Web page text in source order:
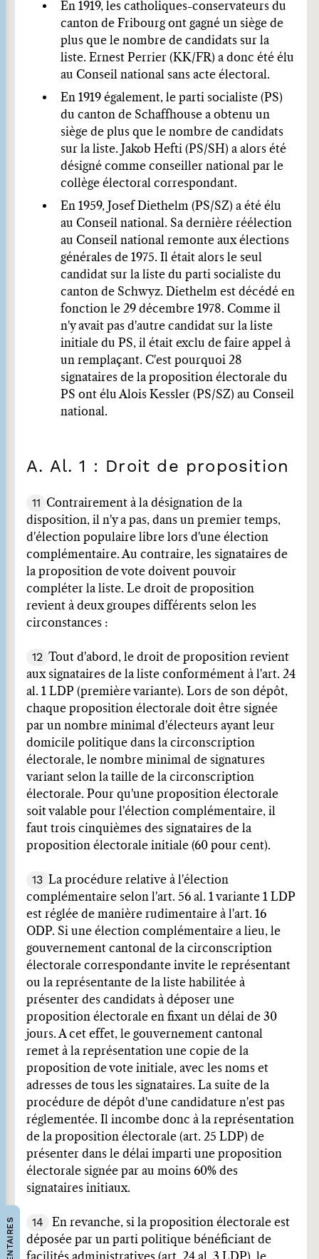
En 1919, les catholiques-conservateurs du
canton de Fribourg ont gagné un siège de
plus que le nombre de candidats sur la
liste. Ernest Perrier (KK/FR) a donc été élu
au Conseil national sans acte électoral.
En 1919 également, le parti socialiste (PS)
du canton de Schaffhouse a obtenu un
siège de plus que le nombre de candidats
sur la liste. Jakob Hefti (PS/SH) a alors été
désigné comme conseiller national par le
collège électoral correspondant.
En 1959, Josef Diethelm (PS/SZ) a été élu
au Conseil national. Sa dernière réélection
au Conseil national remonte aux élections
générales de 1975. Il était alors le seul
candidat sur la liste du parti socialiste du
canton de Schwyz. Diethelm est décédé en
fonction le 29 décembre 1978. Comme il
n'y avait pas d'autre candidat sur la liste
initiale du PS, il était exclu de faire appel à
un remplaçant. C'est pourquoi 28
signataires de la proposition électorale du
PS ont élu Alois Kessler (PS/SZ) au Conseil
national.
A. Al. 1 : Droit de proposition
11
Contrairement à la désignation de la
disposition, il n'y a pas, dans un premier temps,
d'élection populaire libre lors d'une élection
complémentaire. Au contraire, les signataires de
la proposition de vote doivent pouvoir
compléter la liste. Le droit de proposition
revient à deux groupes différents selon les
circonstances :
12 Tout d'abord, le droit de proposition revient
aux signataires de la liste conformément à l'art. 24
al. 1 LDP (première variante). Lors de son dépôt,
chaque proposition électorale doit être signée
par un nombre minimal d'électeurs ayant leur
domicile politique dans la circonscription
électorale, le nombre minimal de signatures
variant selon la taille de la circonscription
électorale. Pour qu'une proposition électorale
soit valable pour l'élection complémentaire, il
faut trois cinquièmes des signataires de la
proposition électorale initiale (60 pour cent).
13
La procédure relative à l'élection
complémentaire selon l'art. 56 al. 1 variante 1 LDP
est réglée de manière rudimentaire à l'art. 16
ODP. Si une élection complémentaire a lieu, le
gouvernement cantonal de la circonscription
électorale correspondante invite le représentant
ou la représentante de la liste habilitée à
présenter des candidats à déposer une
proposition électorale en fixant un délai de 30
jours. A cet effet, le gouvernement cantonal
remet à la représentation une copie de la
proposition de vote initiale, avec les noms et
adresses de tous les signataires. La suite de la
procédure de dépôt d'une candidature n'est pas
réglementée. Il incombe donc à la représentation
de la proposition électorale (art. 25 LDP) de
présenter dans le délai imparti une proposition
électorale signée par au moins 60% des
signataires initiaux.
14
En revanche, si la proposition électorale est
déposée par un parti politique bénéficiant de